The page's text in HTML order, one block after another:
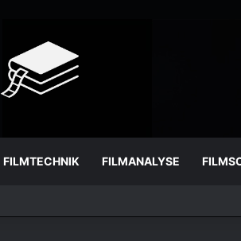
FILMTECHNIK FILMANALYSE